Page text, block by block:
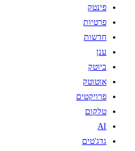
פינטק
פרטיות
חדשות
ענן
ביוטק
אוטוטק
פרויקטים
טלקום
AI
גדג'טים